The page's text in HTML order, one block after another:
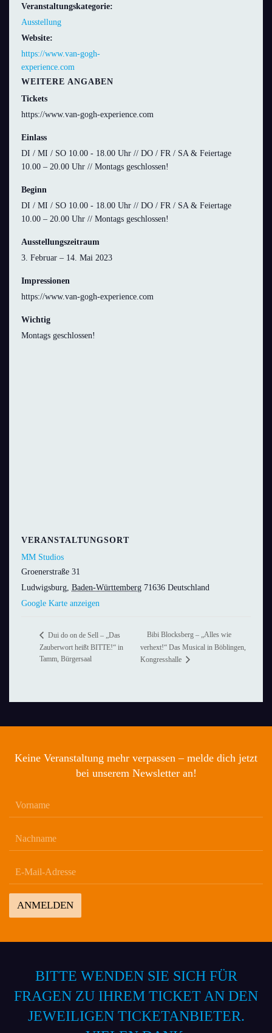
Veranstaltungskategorie:
Ausstellung
Website:
https://www.van-gogh-
experience.com
WEITERE ANGABEN
Tickets
https://www.van-gogh-experience.com
Einlass
DI / MI / SO 10.00 - 18.00 Uhr // DO / FR / SA & Feiertage
10.00 – 20.00 Uhr // Montags geschlossen!
Beginn
DI / MI / SO 10.00 - 18.00 Uhr // DO / FR / SA & Feiertage
10.00 – 20.00 Uhr // Montags geschlossen!
Ausstellungszeitraum
3. Februar – 14. Mai 2023
Impressionen
https://www.van-gogh-experience.com
Wichtig
Montags geschlossen!
VERANSTALTUNGSORT
MM Studios
Groenerstraße 31
Ludwigsburg, Baden-Württemberg 71636 Deutschland
Google Karte anzeigen
Dui do on de Sell – „Das
Zauberwort heißt BITTE!“ in
Tamm, Bürgersaal
Bibi Blocksberg – „Alles wie
verhext!“ Das Musical in Böblingen,
Kongresshalle
Keine Veranstaltung mehr verpassen – melde dich jetzt
bei unserem Newsletter an!
ANMELDEN
BITTE WENDEN SIE SICH FÜR
FRAGEN ZU IHREM TICKET AN DEN
JEWEILIGEN TICKETANBIETER.